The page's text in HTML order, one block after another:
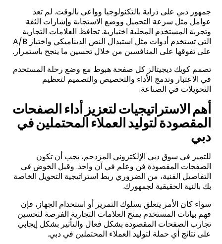
جمهور دبي على دراية بالتكنولوجيا وواعي بالوقت. لم تعد
عوامل مثل سرعة التحميل ووضع الاستجابة وإشارات الثقة
وتجربة المستخدم المحلية اختيارية. تحافظ العلامات التجارية
التي تستخدم أدوات مثل استبدال النص الديناميكي واختبار A/B
على تفوقها على المنافسين من خلال تحسين ما ينجح باستمرار.
تصمم كويك ديجيتالز كل صفحة هبوط مع وضع رحلة المستخدم
في الاعتبار وتدمج الأداء والتخصيص والتصميم لتعظيم
التحويلات في الصناعة.
أهم الاستراتيجيات لتعزيز أداء الصفحات
المقصودة لتوليد العملاء المحتملين في
دبي
للتميز في سوق دبي الإلكتروني المزدحم، يجب أن تكون
الصفحات المقصودة فن وعلم في آن واحد. وقبل الخوض في
التفاصيل الفنية، من الضروري ربط استراتيجية التحويل الخاصة
بك بالنية الحقيقية لجمهورك.
سواء كان الأمر يتعلق بسلوك التمرير أو استخدام الجهاز، فإن
فهم بيانات المستخدم يمنح العلامات التجارية الفرصة لتحسين
تجارب الصفحات المقصودة بشكل فعال والتأثير بشكل إيجابي
على نتائج أي حملة لتوليد العملاء المحتملين في دبي.